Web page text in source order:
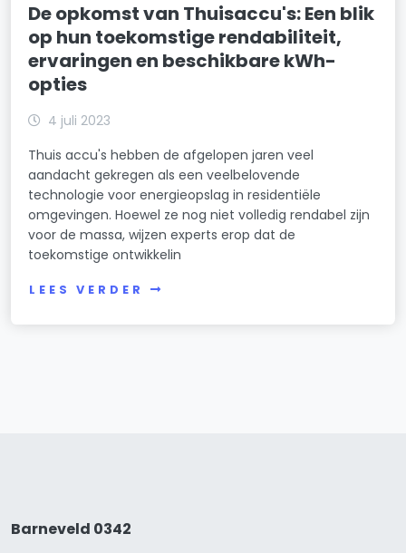
De opkomst van Thuisaccu's: Een blik
op hun toekomstige rendabiliteit,
ervaringen en beschikbare kWh-
opties
4 juli 2023
Thuis accu's hebben de afgelopen jaren veel
aandacht gekregen als een veelbelovende
technologie voor energieopslag in residentiële
omgevingen. Hoewel ze nog niet volledig rendabel zijn
voor de massa, wijzen experts erop dat de
toekomstige ontwikkelin
LEES VERDER
Barneveld 0342